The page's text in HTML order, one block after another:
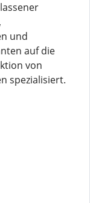
und
auf die
von
spezialisiert.